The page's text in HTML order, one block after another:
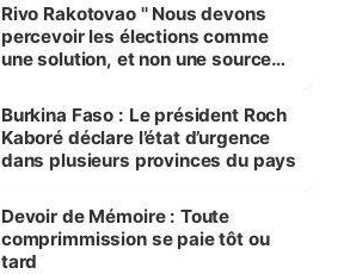
Rivo Rakotovao '' Nous devons
percevoir les élections comme
une solution, et non une source
Burkina Faso : Le président Roch
Kaboré déclare l’état d’urgence
dans plusieurs provinces du pays
Devoir de Mémoire : Toute
comprimmission se paie tôt ou
tard